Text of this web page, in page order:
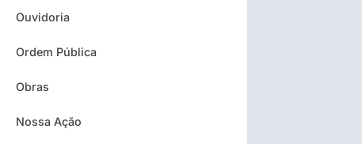
Ouvidoria
Ordem Pública
Obras
Nossa Ação